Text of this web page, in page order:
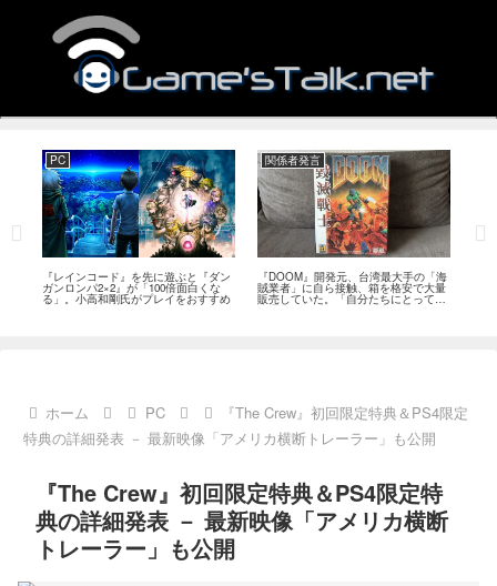
PC
『レインコード』を先に遊ぶと『ダン
ガンロンパ2×2』が「100倍面白くな
る」。小高和剛氏がプレイをおすすめ
関係者発言
『DOOM』開発元、台湾最大手の「海
賊業者」に自ら接触、箱を格安で大量
販売していた。「自分たちにとっては
流通だった」
ホーム PC
『The Crew』初回限定特典＆PS4限定
特典の詳細発表 － 最新映像「アメリカ横断トレーラー」も公開
『The Crew』初回限定特典＆PS4限定特
典の詳細発表 － 最新映像「アメリカ横断
トレーラー」も公開